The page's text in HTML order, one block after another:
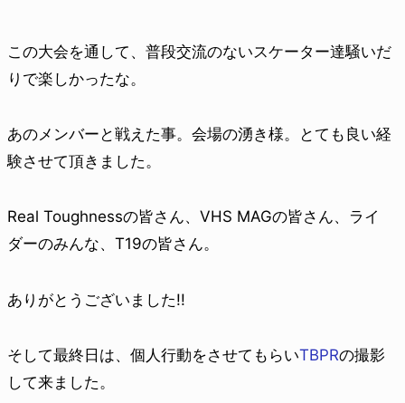
この大会を通して、普段交流のないスケーター達騒いだ
りで楽しかったな。
あのメンバーと戦えた事。会場の湧き様。とても良い経
験させて頂きました。
Real Toughnessの皆さん、VHS MAGの皆さん、ライ
ダーのみんな、T19の皆さん。
ありがとうございました!!
そして最終日は、個人行動をさせてもらいTBPRの撮影
して来ました。